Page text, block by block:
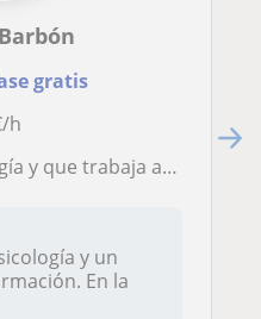
gratis
h
técnicas de estudio y apoyos en asignaturas de la ESO y Bachillerato en Gijón
y un
En la